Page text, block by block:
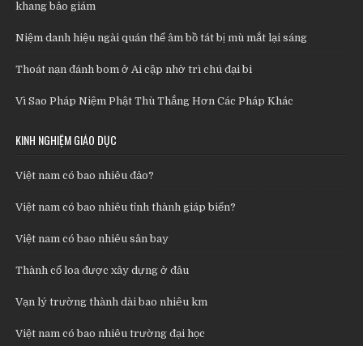
khang bảo giám
Niệm danh hiệu ngài quán thế âm bồ tát bị mù mắt lại sáng
Thoát nạn đánh bom ở Ai cập nhờ trì chú đại bi
Vì Sao Pháp Niệm Phật Thù Thắng Hơn Các Pháp Khác
KINH NGHIỆM GIÁO DỤC
Việt nam có bao nhiêu đảo?
Việt nam có bao nhiêu tỉnh thành giáp biển?
Việt nam có bao nhiêu sân bay
Thành cổ loa được xây dựng ở đâu
Vạn lý trường thành dài bao nhiêu km
Việt nam có bao nhiêu trường đại học